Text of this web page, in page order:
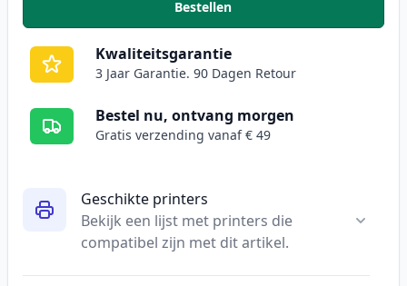
Geschikte printers
Bekijk een lijst met printers die
compatibel zijn met dit artikel.
Bestellen
,5 stuks Brother LC3217
Kwaliteitsgarantie
3 Jaar Garantie. 90 Dagen Retour
Bestel nu, ontvang morgen
Gratis verzending vanaf € 49